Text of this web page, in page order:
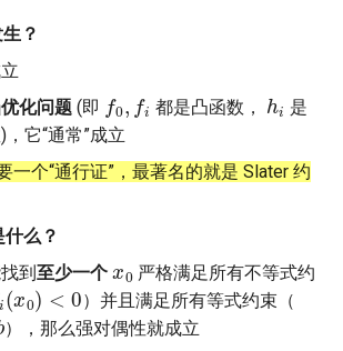
SenSys26 Serenade
？
化问题 (即
f0 f
都是凸函数，
h
是
它“通常”成立
一个“通行证”，最著名的就是 Slater 约
么？
到至少一个
严格满足所有不等式约
(x0)<0
）并且满足所有等式约束（
），那么强对偶性就成立